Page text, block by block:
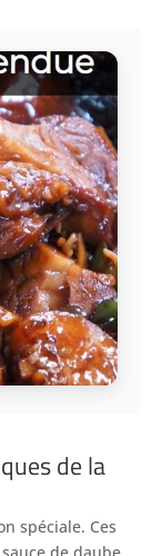
de la
spéciale. Ces